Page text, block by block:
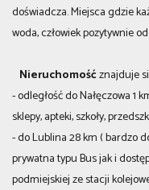
doświadcza. Miejsca gdzie
woda, człowiek pozytywnie
Nieruchomośćznajduje
- odległość do Nałęczowa 1
sklepy, apteki, szkoły,
- do Lublina 28 km ( bardzo
prywatna typu Bus jak i
podmiejskiej ze stacji